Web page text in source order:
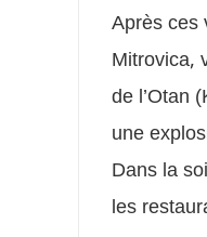
Après ces
Mitrovica,
de l’Otan
une
Dans la
les